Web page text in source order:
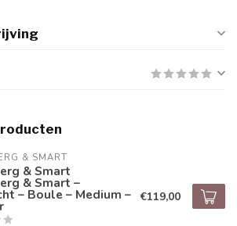
& SMART
& Smart
& Smart –
– Boule – Medium – €119,00